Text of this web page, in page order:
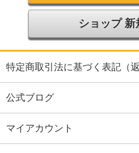
ショップ
特定商取引法に基づく表記（返
公式ブログ
マイアカウント